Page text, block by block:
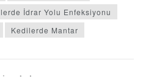
İdrar Yolu Enfeksiyonu
Kedilerde Mantar